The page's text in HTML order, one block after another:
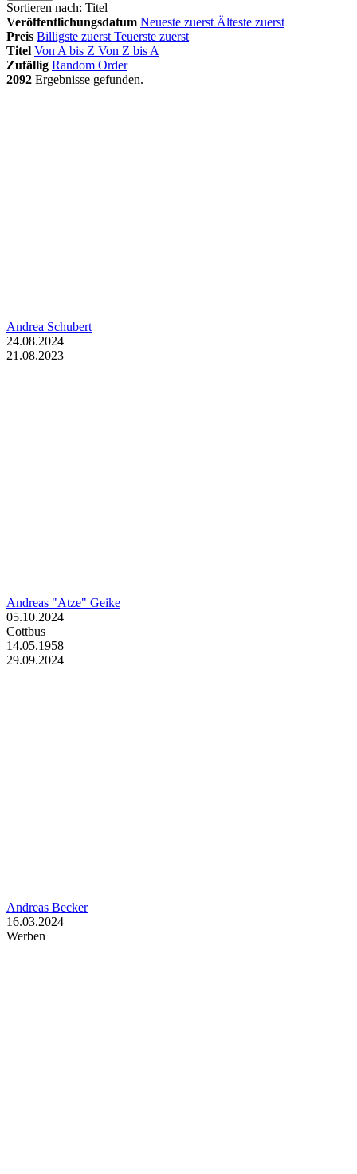
Sortieren nach: Titel
Veröffentlichungsdatum Neueste zuerst Älteste zuerst
Preis Billigste zuerst Teuerste zuerst
Titel Von A bis Z Von Z bis A
Zufällig Random Order
2092 Ergebnisse gefunden.
Andrea Schubert
24.08.2024
21.08.2023
Andreas "Atze" Geike
05.10.2024
Cottbus
14.05.1958
29.09.2024
Andreas Becker
16.03.2024
Werben